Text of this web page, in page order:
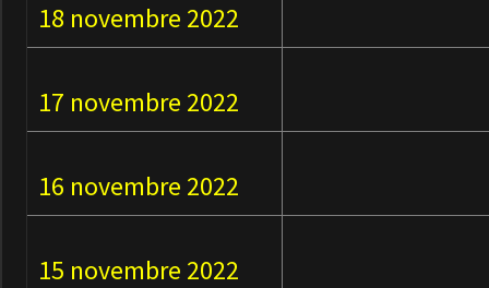
18 novembre 2022
17 novembre 2022
16 novembre 2022
15 novembre 2022